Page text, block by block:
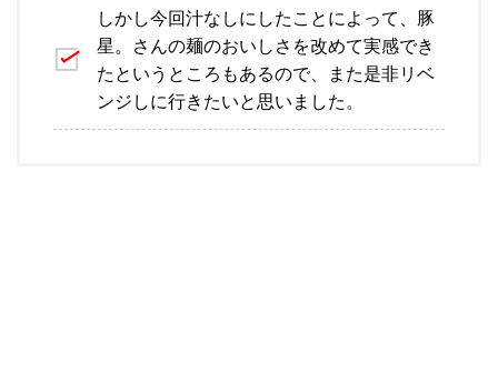
しかし今回汁なしにしたことによって、豚
星。さんの麺のおいしさを改めて実感でき
たというところもあるので、また是非リベ
ンジしに行きたいと思いました。